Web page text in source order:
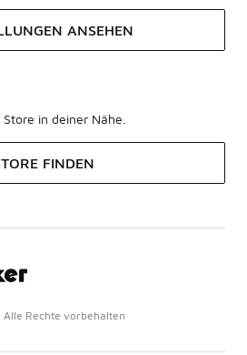
ANSEHEN
in deiner Nähe.
FINDEN
Rechte vorbehalten